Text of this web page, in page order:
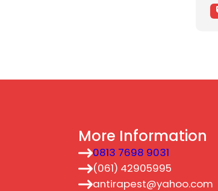
More Information
0813 7698 9031
(061) 42905995
antirapest@yahoo.com